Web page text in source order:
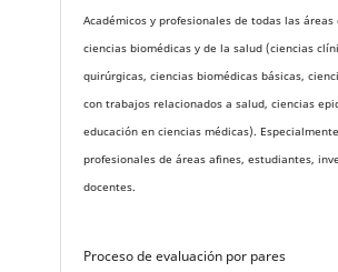
Académicos y profesionales de todas las áreas
ciencias biomédicas y de la salud (ciencias
quirúrgicas, ciencias biomédicas básicas,
con trabajos relacionados a salud, ciencias
educación en ciencias médicas).
profesionales de áreas afines, estudiantes,
docentes.
Proceso de evaluación por pares